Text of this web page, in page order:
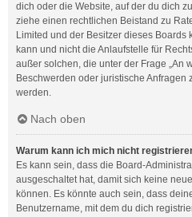
dich oder die Website, auf der du dich
ziehe einen rechtlichen Beistand zu
Limited und der Besitzer dieses
kann und nicht die Anlaufstelle für
außer solchen, die unter der Frage „An
Beschwerden oder juristische Anfragen
werden.
Nach oben
Warum kann ich mich nicht
Es kann sein, dass die Board-
ausgeschaltet hat, damit sich keine
können. Es könnte auch sein, dass
Benutzername, mit dem du dich